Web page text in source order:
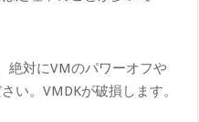
絶対にVMのパワーオフや
い。VMDKが破損します。